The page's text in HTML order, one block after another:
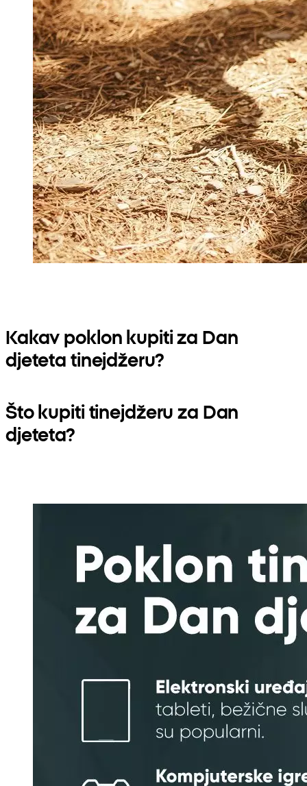
Kakav poklon kupiti za Dan
djeteta tinejdžeru?
Što kupiti tinejdžeru za Dan
djeteta?